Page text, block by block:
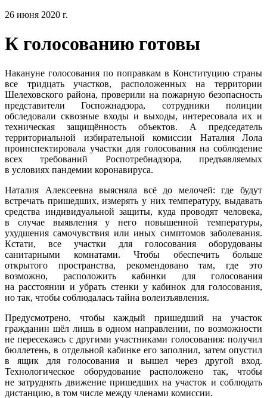
26 июня 2020 г.
К голосованию готовы
Накануне голосования по поправкам в Конституцию страны
все тридцать участков, расположенных на территории
Шелеховского района, проверили на пожарную безопасность
представители Госпожнадзора, сотрудники полиции
обследовали сквозные входы и выходы, интересовала их и
техническая защищённость объектов. А председатель
территориальной избирательной комиссии Наталия Лола
проинспектировала участки для голосования на соблюдение
всех требований Роспотребнадзора, предъявляемых
в условиях пандемии коронавируса.
Наталия Алексеевна выясняла всё до мелочей: где будут
встречать пришедших, измерять у них температуру, выдавать
средства индивидуальной защиты, куда проводят человека,
в случае выявления у него повышенной температуры,
ухудшения самочувствия или иных симптомов заболевания.
Кстати, все участки для голосования оборудованы
санитарными комнатами. Чтобы обеспечить больше
открытого пространства, рекомендовано там, где это
возможно, расположить кабинки для голосования
на расстоянии и убрать стенки у кабинок для голосования,
но так, чтобы соблюдалась тайна волеизъявления.
Предусмотрено, чтобы каждый пришедший на участок
гражданин шёл лишь в одном направлении, по возможности
не пересекаясь с другими участниками голосования: получил
бюллетень, в отдельной кабинке его заполнил, затем опустил
в ящик для голосования и вышел через другой вход.
Технологическое оборудование расположено так, чтобы
не затруднять движение пришедших на участок и соблюдать
дистанцию, в том числе между членами комиссии.